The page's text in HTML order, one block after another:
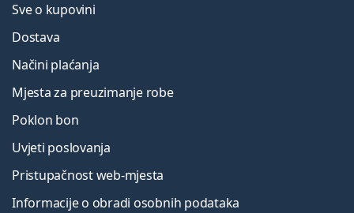
Sve o kupovini
Dostava
Načini plaćanja
Mjesta za preuzimanje robe
Poklon bon
Uvjeti poslovanja
Pristupačnost web-mjesta
Informacije o obradi osobnih podataka